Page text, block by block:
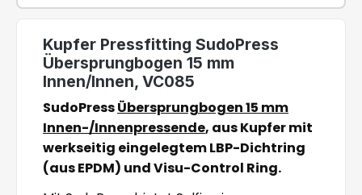
Kupfer Pressfitting SudoPress
Übersprungbogen 15 mm
Innen/Innen, VC085
SudoPressÜbersprungbogen 15 mm
Innen-/Innenpressende, aus Kupfer mit
werkseitig eingelegtem LBP-Dichtring
(aus EPDM) und Visu-Control Ring.